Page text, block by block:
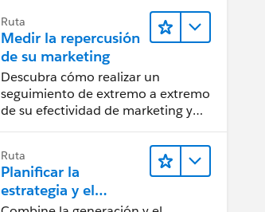
Ruta
Medir la repercusión
de su marketing
Descubra cómo realizar un
seguimiento de extremo a extremo
de su efectividad de marketing y
Ruta
Planificar la
estrategia y el